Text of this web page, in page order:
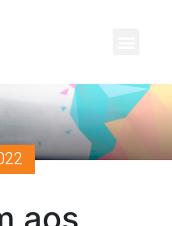
aos